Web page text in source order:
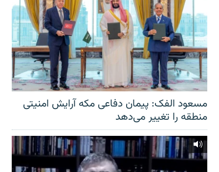
مسعود الفک: پیمان دفاعی مکه آرایش امنیتی
منطقه را تغییر می‌دهد